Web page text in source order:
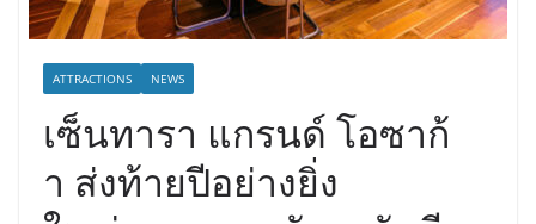
ATTRACTIONS NEWS
เซ็นทารา แกรนด์ โอซาก้
า ส่งท้ายปีอย่างยิ่ง